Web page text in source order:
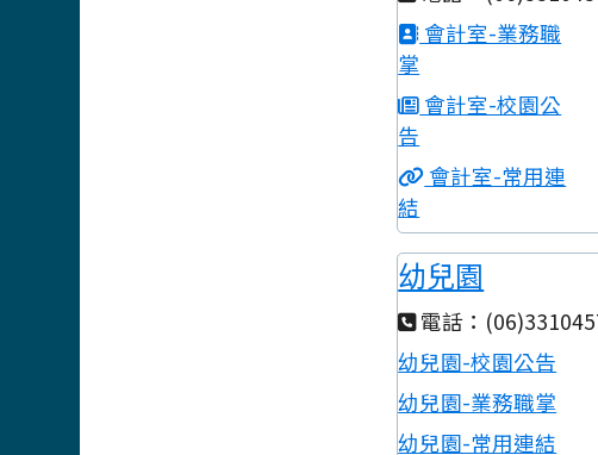
會計室-業務職
掌
會計室-校園公
告
會計室-常用連
結
幼兒園
電話：
幼兒園-校園公告
幼兒園-業務職掌
幼兒園-常用連結